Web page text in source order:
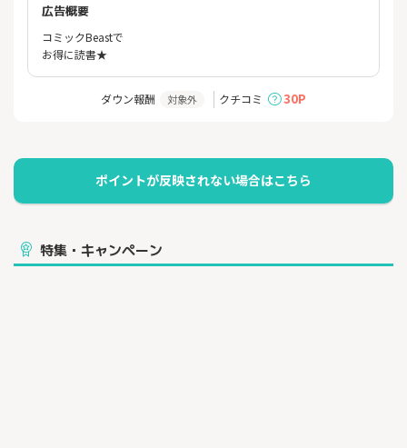
広告概要
コミックBeastで
お得に読書★
ダウン報酬 対象外 クチコミ 30P
特集・キャンペーン